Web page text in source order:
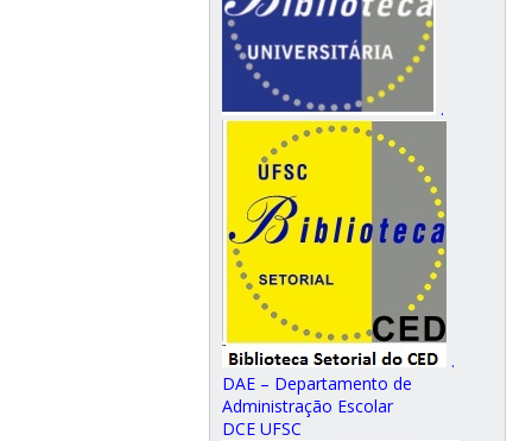
.
.
DAE – Departamento de
Administração Escolar
DCE UFSC